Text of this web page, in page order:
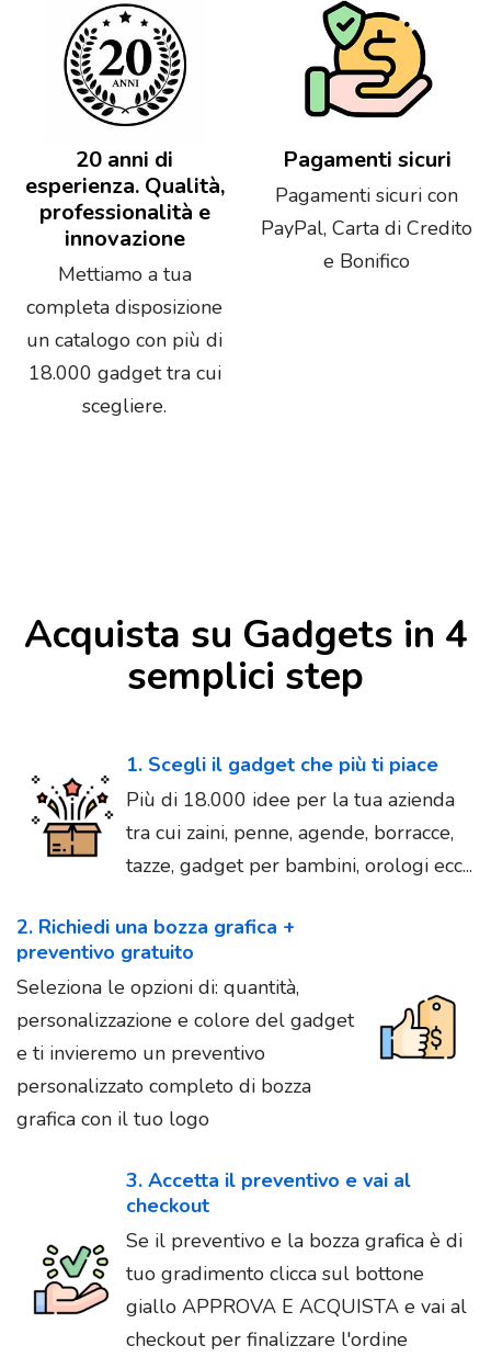
20 anni di
esperienza. Qualità,
professionalità e
innovazione
Mettiamo a tua
completa disposizione
un catalogo con più di
18.000 gadget tra cui
scegliere.
Pagamenti sicuri
Pagamenti sicuri con
PayPal, Carta di Credito
e Bonifico
Acquista su Gadgets in 4
semplici step
1. Scegli il gadget che più ti piace
Più di 18.000 idee per la tua azienda
tra cui zaini, penne, agende, borracce,
tazze, gadget per bambini, orologi ecc...
2. Richiedi una bozza grafica +
preventivo gratuito
Seleziona le opzioni di: quantità,
personalizzazione e colore del gadget
e ti invieremo un preventivo
personalizzato completo di bozza
grafica con il tuo logo
3. Accetta il preventivo e vai al
checkout
Se il preventivo e la bozza grafica è di
tuo gradimento clicca sul bottone
giallo APPROVA E ACQUISTA e vai al
checkout per finalizzare l'ordine